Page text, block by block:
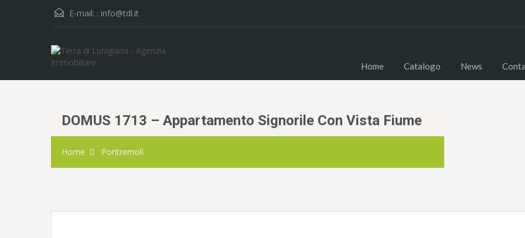
E-mail: : info@tdl.it
Home Catalogo News
DOMUS 1713 – Appartamento Signorile Con Vista Fiume
Home Pontremoli